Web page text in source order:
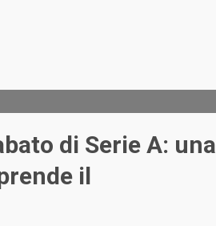
di Serie A: una
il